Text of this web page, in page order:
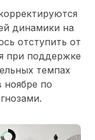
динамики на
отступить от
при поддержке
темпах
по